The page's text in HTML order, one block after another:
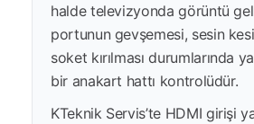
halde televizyonda görüntü
portunun gevşemesi, sesin
soket kırılması durumlarında
bir anakart hattı kontrolüdür.
KTeknik Servis’te HDMI girişi